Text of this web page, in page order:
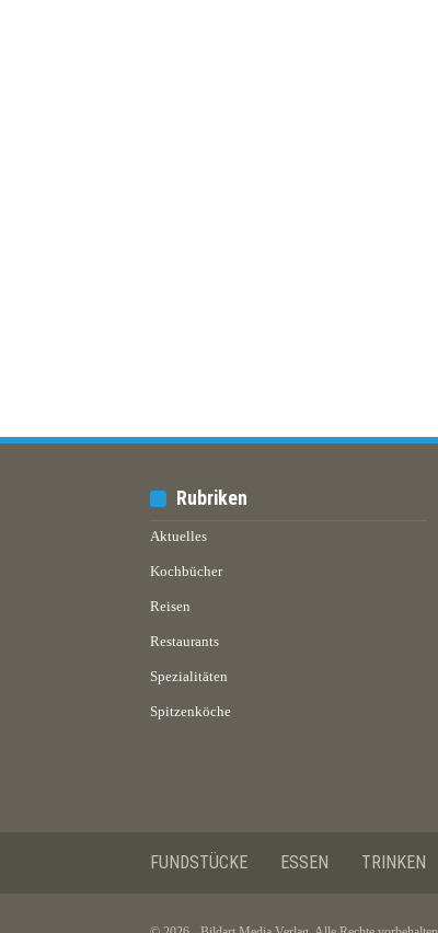
Rubriken
Aktuelles
Kochbücher
Reisen
Restaurants
Spezialitäten
Spitzenköche
FUNDSTÜCKE ESSEN TRINKEN